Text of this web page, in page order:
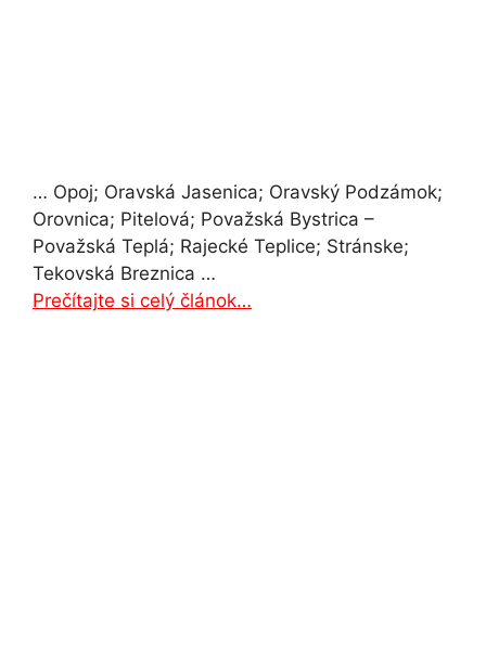
… Opoj; Oravská Jasenica; Oravský Podzámok;
Orovnica; Pitelová; Považská Bystrica –
Považská Teplá; Rajecké Teplice; Stránske;
Tekovská Breznica …
Prečítajte si celý článok…